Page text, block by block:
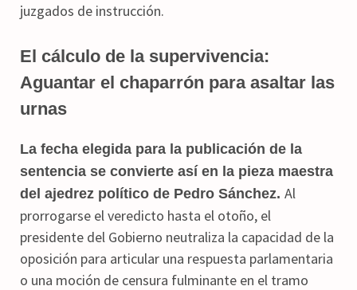
juzgados de instrucción.
El cálculo de la supervivencia:
Aguantar el chaparrón para asaltar las
urnas
La fecha elegida para la publicación de la
sentencia se convierte así en la pieza maestra
del ajedrez político de Pedro Sánchez. Al
prorrogarse el veredicto hasta el otoño, el
presidente del Gobierno neutraliza la capacidad de la
oposición para articular una respuesta parlamentaria
o una moción de censura fulminante en el tramo